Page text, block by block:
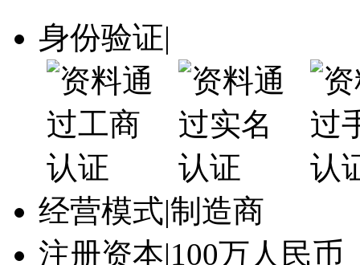
身份验证|
经营模式|制造商
注册资本|100万人民币